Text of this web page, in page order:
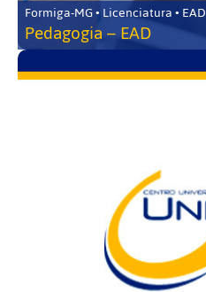
Formiga-MG • Licenciatura • EAD
Pedagogia – EAD